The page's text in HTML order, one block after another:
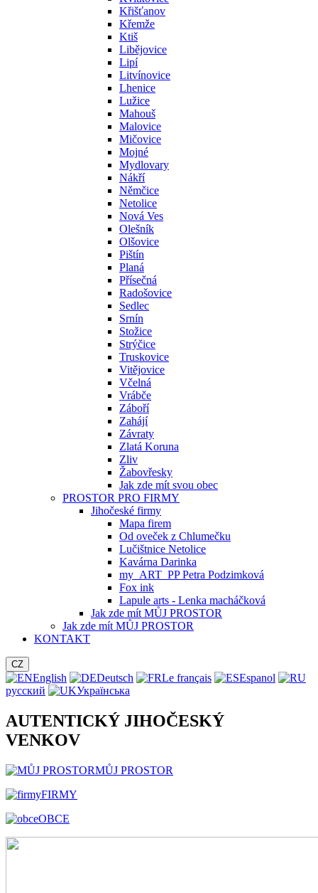
Křišťanov
Křemže
Ktiš
Libějovice
Lipí
Litvínovice
Lhenice
Lužice
Mahouš
Malovice
Mičovice
Mojné
Mydlovary
Nákří
Němčice
Netolice
Nová Ves
Olešník
Olšovice
Pištín
Planá
Přísečná
Radošovice
Sedlec
Srnín
Stožice
Strýčice
Truskovice
Vitějovice
Včelná
Vrábče
Záboří
Zahájí
Závraty
Zlatá Koruna
Zliv
Žabovřesky
Jak zde mít svou obec
PROSTOR PRO FIRMY
Jihočeské firmy
Mapa firem
Od oveček z Chlumečku
Lučištnice Netolice
Kavárna Darinka
my_ART_PP Petra Podzimková
Fox ink
Lapule arts - Lenka macháčková
Jak zde mít MŮJ PROSTOR
Jak zde mít MŮJ PROSTOR
KONTAKT
CZ
English Deutsch Le français
Espanol
русский
Українська
AUTENTICKÝ JIHOČESKÝ
VENKOV
MŮJ PROSTOR
FIRMY
OBCE